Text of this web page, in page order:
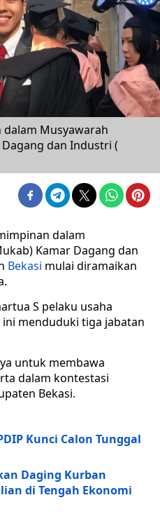
Musyawarah
dan Industri (
dalam
Kamar Dagang dan
Bekasi mulai diramaikan
S pelaku usaha
menduduki tiga jabatan
untuk membawa
dalam kontestasi
Bekasi.
Kunci Calon Tunggal
Daging Kurban
di Tengah Ekonomi